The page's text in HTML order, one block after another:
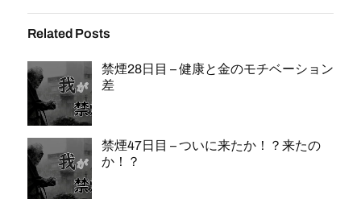
Related Posts
禁煙28日目 – 健康と金のモチベーション
差
禁煙47日目 – ついに来たか！？来たの
か！？